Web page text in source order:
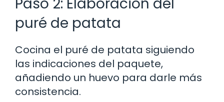
puré de patata
Cocina el puré de patata siguiendo
las indicaciones del paquete,
añadiendo un huevo para darle más
consistencia.